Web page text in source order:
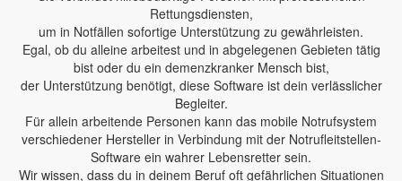
Rettungsdiensten,
um in Notfällen sofortige Unterstützung zu gewährleisten.
Egal, ob du alleine arbeitest und in abgelegenen Gebieten tätig
bist oder du ein demenzkranker Mensch bist,
der Unterstützung benötigt, diese Software ist dein verlässlicher
Begleiter.
Für allein arbeitende Personen kann das mobile Notrufsystem
verschiedener Hersteller in Verbindung mit der Notrufleitstellen-
Software ein wahrer Lebensretter sein.
Wir wissen, dass du in deinem Beruf oft gefährlichen Situationen